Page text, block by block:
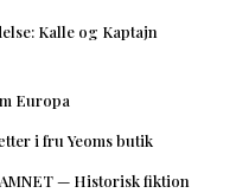
Kalle og Kaptajn
Europa
i fru Yeoms butik
— Historisk fiktion